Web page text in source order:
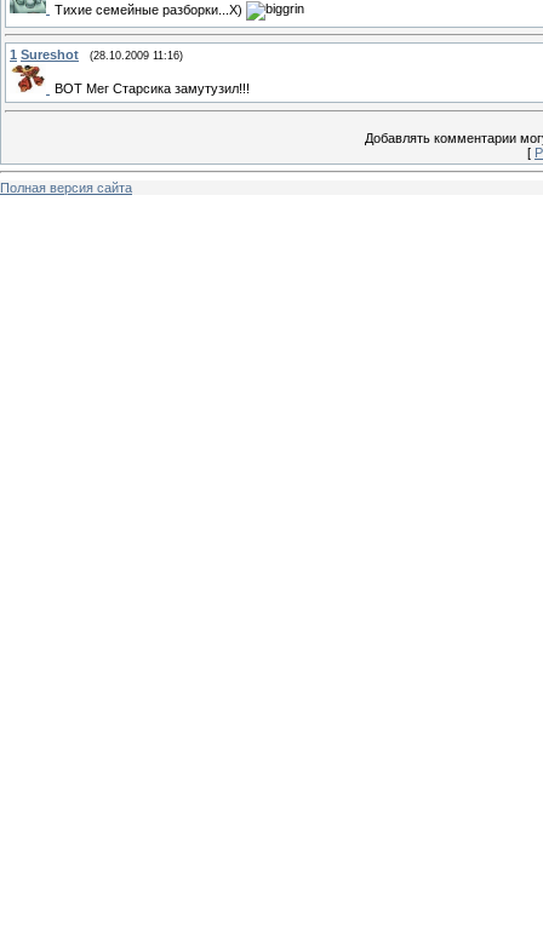
Тихие семейные разборки...Х)
1 Sureshot (28.10.2009 11:16)
ВОТ Мег Старсика замутузил!!!
Добавлять комментарии
[
Полная версия сайта